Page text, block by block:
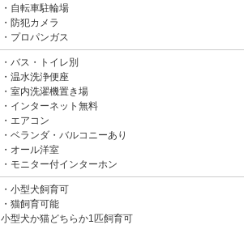
自転車駐輪場
防犯カメラ
プロパンガス
バス・トイレ別
温水洗浄便座
室内洗濯機置き場
インターネット無料
エアコン
ベランダ・バルコニーあり
オール洋室
モニター付インターホン
小型犬飼育可
猫飼育可能
小型犬か猫どちらか1匹飼育可